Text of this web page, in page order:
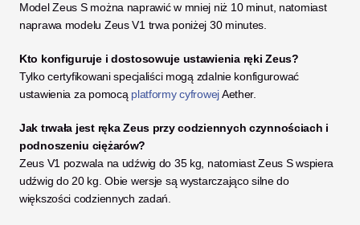
Model Zeus S można naprawić w mniej niż 10 minut, natomiast
naprawa modelu Zeus V1 trwa poniżej 30 minutes.
Kto konfiguruje i dostosowuje ustawienia ręki Zeus?
Tylko certyfikowani specjaliści mogą zdalnie konfigurować
ustawienia za pomocą platformy cyfrowej Aether.
Jak trwała jest ręka Zeus przy codziennych czynnościach i
podnoszeniu ciężarów?
Zeus V1 pozwala na udźwig do 35 kg, natomiast Zeus S wspiera
udźwig do 20 kg. Obie wersje są wystarczająco silne do
większości codziennych zadań.